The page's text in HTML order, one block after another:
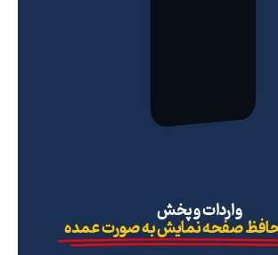
‌واردات و پخش
صفحه نمایش به صورت عمده